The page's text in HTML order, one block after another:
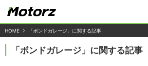
HOME 「ボンドガレージ」に関する記事
「ボンドガレージ」に関する記事